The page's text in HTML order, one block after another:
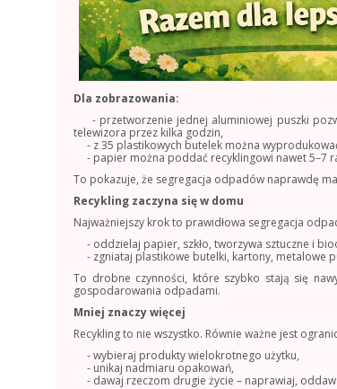
Dla zobrazowania:
- przetworzenie jednej aluminiowej puszki
telewizora przez kilka godzin,
- z 35 plastikowych butelek można
- papier można poddać recyklingowi nawet 5–7
To pokazuje, że segregacja odpadów naprawdę
Recykling zaczyna się w domu
Najważniejszy krok to prawidłowa segregacja
- oddzielaj papier, szkło, tworzywa sztuczne i
- zgniataj plastikowe butelki, kartony, metalowe
To drobne czynności, które szybko stają się
gospodarowania odpadami.
Mniej znaczy więcej
Recykling to nie wszystko. Równie ważne jest
- wybieraj produkty wielokrotnego użytku,
- unikaj nadmiaru opakowań,
- dawaj rzeczom drugie życie – naprawiaj,